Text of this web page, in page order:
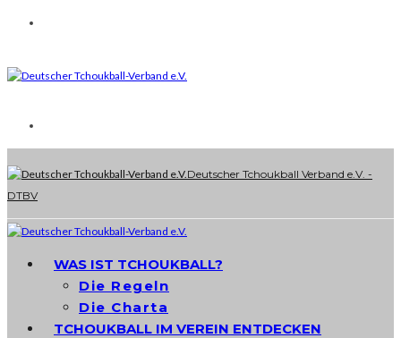
Deutscher Tchoukball Verband e.V. -
DTBV
WAS IST TCHOUKBALL?
Die Regeln
Die Charta
TCHOUKBALL IM VEREIN ENTDECKEN